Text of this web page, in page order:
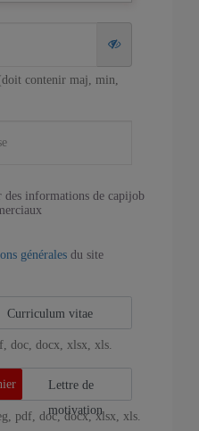
contenir maj, min,
des informations de capijob
généralesdu site
Curriculum vitae
doc, docx, xlsx, xls.
Lettre de
motivation
pdf, doc, docx, xlsx, xls.